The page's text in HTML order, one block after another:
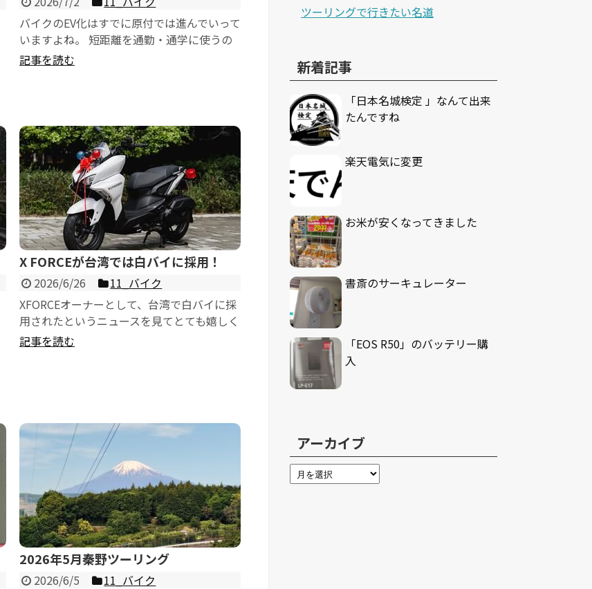
バイクのEV化はすでに原付では進んでいって
いますよね。 短距離を通勤・通学に使うの
なら良いなぁと思います。 ...
記事を読む
X FORCEが台湾では白バイに採用！
2026/6/26
11_バイク
XFORCEオーナーとして、台湾で白バイに採
用されたというニュースを見てとても嬉しく
なりました。普段から乗っているバイクが公
記事を読む
2026年5月秦野ツーリング
2026/6/5
11_バイク
ツーリングで行きたい名道
新着記事
「日本名城検定 」なんて出来
たんですね
楽天電気に変更
お米が安くなってきました
書斎のサーキュレーター
「EOS R50」のバッテリー購
入
アーカイブ